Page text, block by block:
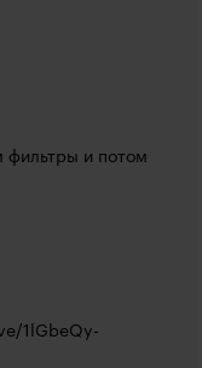
фильтры и потом
1lGbeQy-